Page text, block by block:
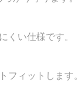
くい仕様です。
フィットします。